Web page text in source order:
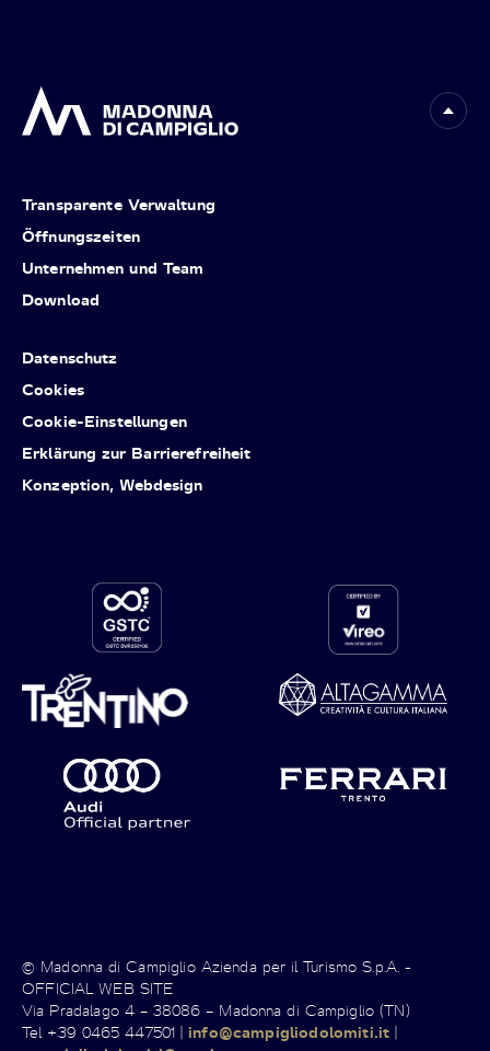
Transparente Verwaltung
Öffnungszeiten
Unternehmen und Team
Download
Datenschutz
Cookies
Cookie-Einstellungen
Erklärung zur Barrierefreiheit
Konzeption, Webdesign
© Madonna di Campiglio Azienda per il Turismo S.p.A. -
OFFICIAL WEB SITE
Via Pradalago 4 – 38086 – Madonna di Campiglio (TN)
Tel +39 0465 447501 |info@campigliodolomiti.it |